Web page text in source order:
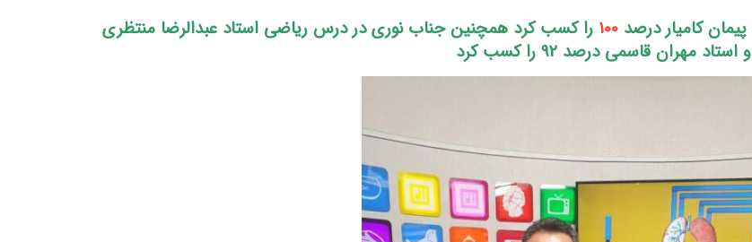
100 را کسب کردهمچنین جناب نوری در درس ریاضی استاد عبدالرضا منتظری
و استاد مهران قاسمی درصد 92 را کسب کرد